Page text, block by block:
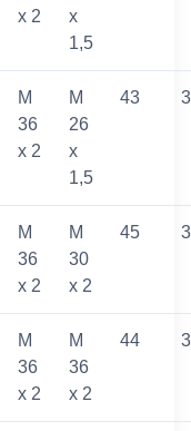
x 2
x
1,5
M
36
x 2
M
26
x
1,5
43
M
36
x 2
M
30
x 2
45
M
36
x 2
M
36
x 2
44